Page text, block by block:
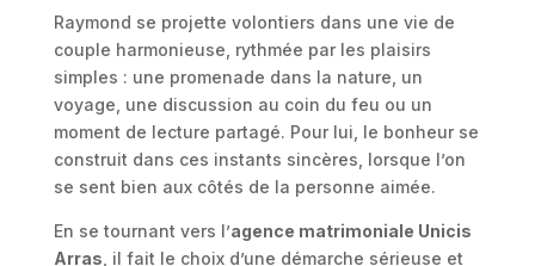
Raymond se projette volontiers dans une vie de
couple harmonieuse, rythmée par les plaisirs
simples : une promenade dans la nature, un
voyage, une discussion au coin du feu ou un
moment de lecture partagé. Pour lui, le bonheur se
construit dans ces instants sincères, lorsque l’on
se sent bien aux côtés de la personne aimée.
En se tournant vers l’agence matrimoniale Unicis
Arras , il fait le choix d’une démarche sérieuse et